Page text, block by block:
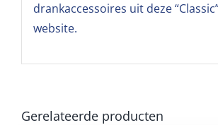
drankaccessoires uit deze
website.
Gerelateerde producten